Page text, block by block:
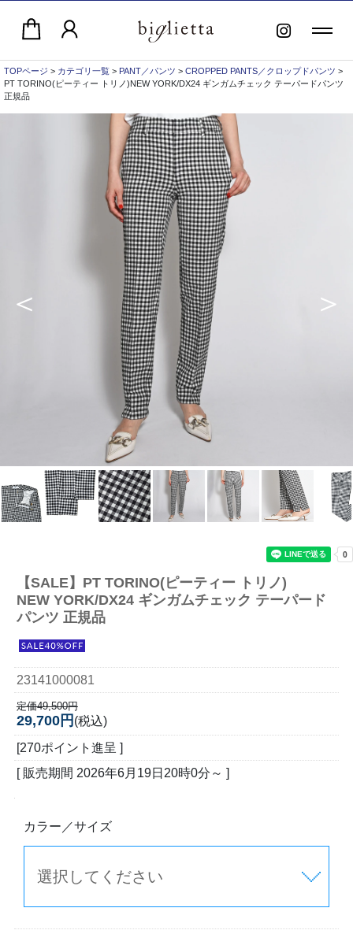
TOPページ > カテゴリ一覧 > PANT／パンツ > CROPPED PANTS／クロップドパンツ >
PT TORINO(ピーティー トリノ)NEW YORK/DX24 ギンガムチェック テーパードパンツ
正規品
【SALE】 PT TORINO(ピーティー トリノ)
NEW YORK/DX24 ギンガムチェック テーパード
パンツ 正規品
23141000081
定価49,500円
29,700円 (税込)
[270ポイント進呈 ]
[ 販売期間 2026年6月19日20時0分 ～ ]
カラー／サイズ